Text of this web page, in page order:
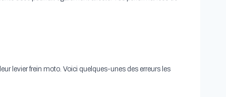
levier frein moto. Voici quelques-unes des erreurs les